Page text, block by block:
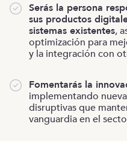
Serás la persona
sus productos
sistemas existentes,
optimización para
y la integración con
Fomentarás la
implementando
disruptivas que
vanguardia en el